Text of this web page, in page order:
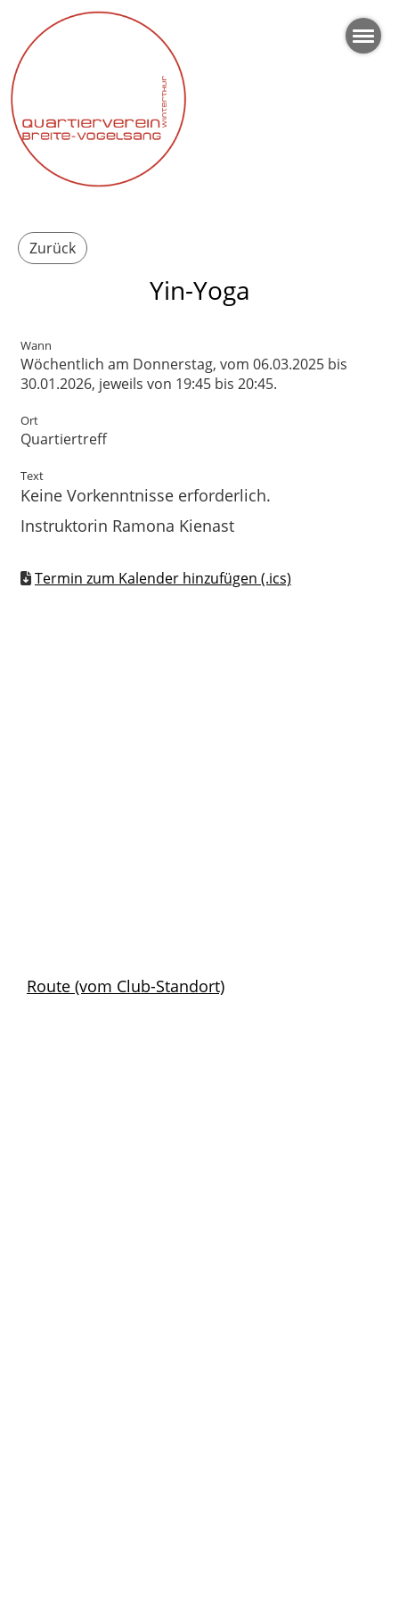
Zurück
Yin-Yoga
Wann
Wöchentlich am Donnerstag, vom 06.03.2025 bis
30.01.2026, jeweils von 19:45 bis 20:45.
Ort
Quartiertreff
Text
Keine Vorkenntnisse erforderlich.
Instruktorin Ramona Kienast
Termin zum Kalender hinzufügen (.ics)
Route (vom Club-Standort)